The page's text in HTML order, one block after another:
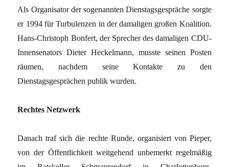
Als Organisator der sogenannten Dienstagsgespräche sorgte
er 1994 für Turbulenzen in der damaligen großen Koalition.
Hans-Christoph Bonfert, der Sprecher des damaligen CDU-
Innensenators Dieter Heckelmann, musste seinen Posten
räumen, nachdem seine Kontakte zu den
Dienstagsgesprächen publik wurden.
Rechtes Netzwerk
Danach traf sich die rechte Runde, organisiert von Pieper,
von der Öffentlichkeit weitgehend unbemerkt regelmäßig